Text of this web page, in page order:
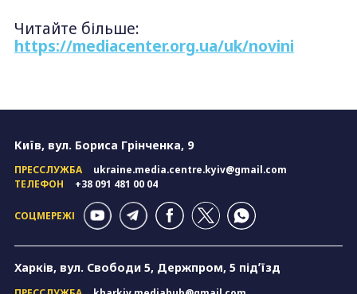
Читайте більше:
https://mediacenter.org.ua/uk/novini
Київ, вул. Бориса Грінченка, 9
ПРЕССЛУЖБА
ukraine.media.centre.kyiv@gmail.com
ТЕЛЕФОН
+38 091 481 00 04
СОЦМЕРЕЖІ
Харків, вул. Свободи 5, Держпром, 5 підʼїзд